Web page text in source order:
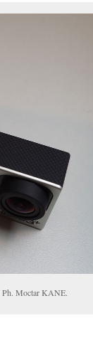
Ph. Moctar KANE.